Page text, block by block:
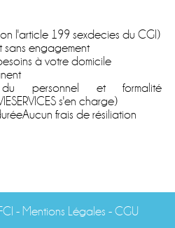
l'article 199 sexdecies du CGI)
sans engagement
à votre domicile
personnel et formalité
s'en charge)
frais de résiliation
- Mentions Légales - CGU